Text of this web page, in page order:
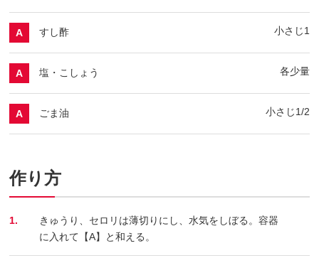
A すし酢 小さじ1
A 塩・こしょう 各少量
A ごま油 小さじ1/2
作り方
1.
きゅうり、セロリは薄切りにし、水気をしぼる。容器
に入れて【A】と和える。